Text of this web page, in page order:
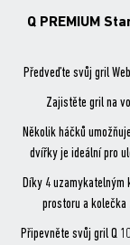
Q PREMIUM
Předveďte svůj gril
Zajistěte gril na
Několik háčků
dvířky je ideální pro
Díky 4 uzamykatelným
prostoru a
Připevněte svůj gril Q